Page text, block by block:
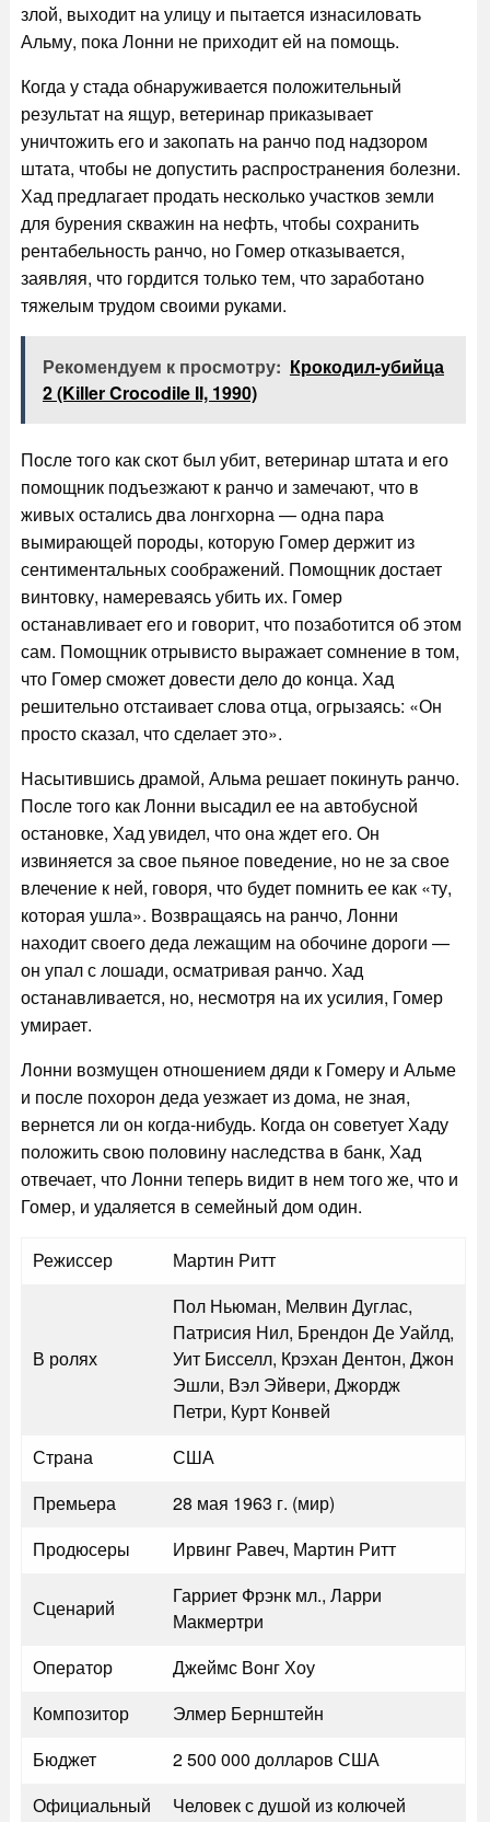
злой, выходит на улицу и пытается изнасиловать
Альму, пока Лонни не приходит ей на помощь.
Когда у стада обнаруживается положительный
результат на ящур, ветеринар приказывает
уничтожить его и закопать на ранчо под надзором
штата, чтобы не допустить распространения болезни.
Хад предлагает продать несколько участков земли
для бурения скважин на нефть, чтобы сохранить
рентабельность ранчо, но Гомер отказывается,
заявляя, что гордится только тем, что заработано
тяжелым трудом своими руками.
Рекомендуем к просмотру: Крокодил-убийца
2 (Killer Crocodile II, 1990)
После того как скот был убит, ветеринар штата и его
помощник подъезжают к ранчо и замечают, что в
живых остались два лонгхорна — одна пара
вымирающей породы, которую Гомер держит из
сентиментальных соображений. Помощник достает
винтовку, намереваясь убить их. Гомер
останавливает его и говорит, что позаботится об этом
сам. Помощник отрывисто выражает сомнение в том,
что Гомер сможет довести дело до конца. Хад
решительно отстаивает слова отца, огрызаясь: «Он
просто сказал, что сделает это».
Насытившись драмой, Альма решает покинуть ранчо.
После того как Лонни высадил ее на автобусной
остановке, Хад увидел, что она ждет его. Он
извиняется за свое пьяное поведение, но не за свое
влечение к ней, говоря, что будет помнить ее как «ту,
которая ушла». Возвращаясь на ранчо, Лонни
находит своего деда лежащим на обочине дороги —
он упал с лошади, осматривая ранчо. Хад
останавливается, но, несмотря на их усилия, Гомер
умирает.
Лонни возмущен отношением дяди к Гомеру и Альме
и после похорон деда уезжает из дома, не зная,
вернется ли он когда-нибудь. Когда он советует Хаду
положить свою половину наследства в банк, Хад
отвечает, что Лонни теперь видит в нем того же, что и
Гомер, и удаляется в семейный дом один.
Режиссер Мартин Ритт
В ролях
Пол Ньюман, Мелвин Дуглас,
Патрисия Нил, Брендон Де Уайлд,
Уит Бисселл, Крэхан Дентон, Джон
Эшли, Вэл Эйвери, Джордж
Петри, Курт Конвей
Страна
США
Премьера
28 мая 1963 г. (мир)
Продюсеры
Ирвинг Равеч, Мартин Ритт
Сценарий
Гарриет Фрэнк мл., Ларри
Макмертри
Оператор
Джеймс Вонг Хоу
Композитор
Элмер Бернштейн
Бюджет
2 500 000 долларов США
Официальный
Человек с душой из колючей